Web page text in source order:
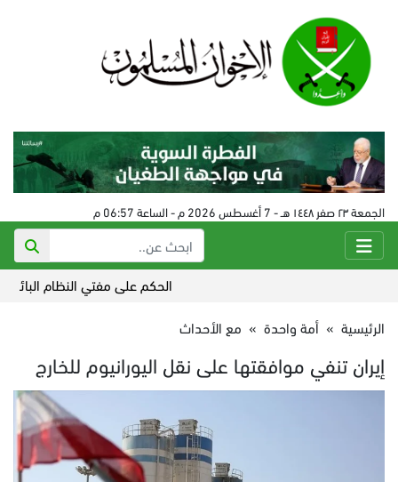
الجمعة ٢٣ صفر ١٤٤٨ هـ - 7 أغسطس 2026 م - الساعة 06:57 م
الحكم على مفتي النظام البائد في سورية
الرئيسية » أمة واحدة » مع الأحداث
إيران تنفي موافقتها على نقل اليورانيوم للخارج